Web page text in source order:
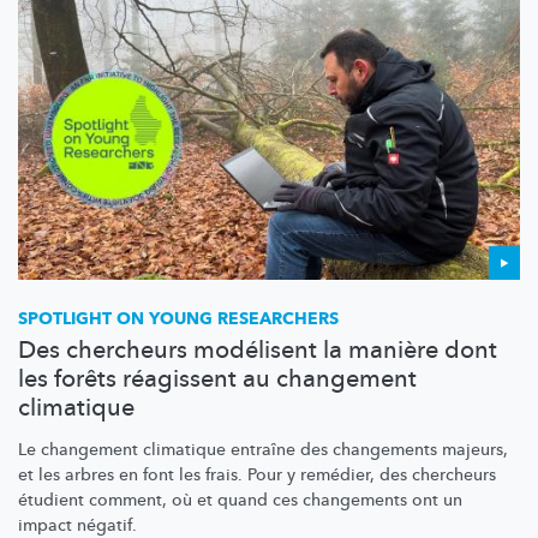
SPOTLIGHT ON YOUNG RESEARCHERS
Des chercheurs modélisent la manière dont
les forêts réagissent au changement
climatique
Le changement climatique entraîne des changements majeurs,
et les arbres en font les frais. Pour y remédier, des chercheurs
étudient comment, où et quand ces changements ont un
impact négatif.